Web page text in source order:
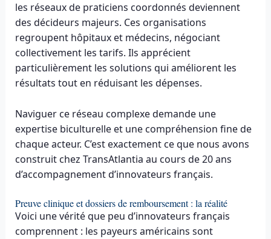
les réseaux de praticiens coordonnés deviennent
des décideurs majeurs. Ces organisations
regroupent hôpitaux et médecins, négociant
collectivement les tarifs. Ils apprécient
particulièrement les solutions qui améliorent les
résultats tout en réduisant les dépenses.
Naviguer ce réseau complexe demande une
expertise biculturelle et une compréhension fine de
chaque acteur. C’est exactement ce que nous avons
construit chez TransAtlantia au cours de 20 ans
d’accompagnement d’innovateurs français.
Preuve clinique et dossiers de remboursement : la réalité
Voici une vérité que peu d’innovateurs français
comprennent : les payeurs américains sont